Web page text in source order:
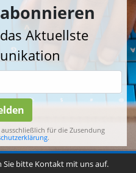
Aktuellste
für die Zusendung
.
bitte Kontakt mit uns auf.